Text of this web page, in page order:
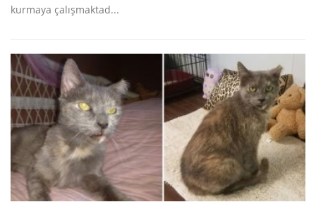
kurmaya çalışmaktad...